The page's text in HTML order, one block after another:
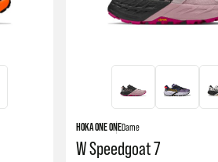
HOKA ONE ONEDame
W Speedgoat 7